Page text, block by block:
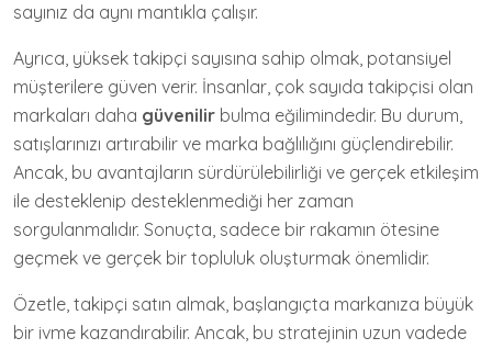
sayınız da aynı mantıkla çalışır.
Ayrıca, yüksek takipçi sayısına sahip olmak, potansiyel
müşterilere güven verir. İnsanlar, çok sayıda takipçisi olan
markaları daha güvenilir bulma eğilimindedir. Bu durum,
satışlarınızı artırabilir ve marka bağlılığını güçlendirebilir.
Ancak, bu avantajların sürdürülebilirliği ve gerçek etkileşim
ile desteklenip desteklenmediği her zaman
sorgulanmalıdır. Sonuçta, sadece bir rakamın ötesine
geçmek ve gerçek bir topluluk oluşturmak önemlidir.
Özetle, takipçi satın almak, başlangıçta markanıza büyük
bir ivme kazandırabilir. Ancak, bu stratejinin uzun vadede